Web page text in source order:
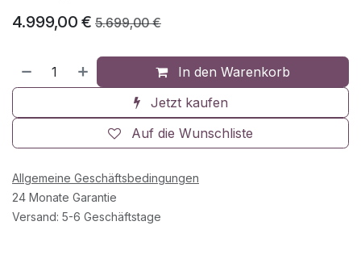
4.999,00 € 5.699,00€
In den Warenkorb
Jetzt kaufen
Auf die Wunschliste
Allgemeine Geschäftsbedingungen
24 Monate Garantie
Versand: 5-6 Geschäftstage